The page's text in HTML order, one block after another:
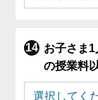
お子さま
の授業料